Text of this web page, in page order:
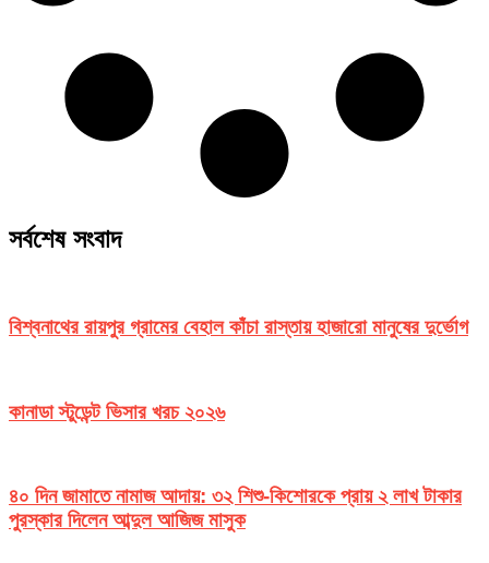
সর্বশেষ সংবাদ
বিশ্বনাথের রায়পুর গ্রামের বেহাল কাঁচা রাস্তায় হাজারো মানুষের দুর্ভোগ
কানাডা স্টুডেন্ট ভিসার খরচ ২০২৬
৪০ দিন জামাতে নামাজ আদায়: ৩২ শিশু-কিশোরকে প্রায় ২ লাখ টাকার
পুরস্কার দিলেন আব্দুল আজিজ মাসুক